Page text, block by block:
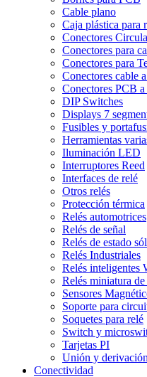
Cable plano
Caja plástica para
Conectores
Conectores para
Conectores para
Conectores cable
Conectores PCB a
DIP Switches
Displays 7
Fusibles y
Herramientas
Iluminación LED
Interruptores Reed
Interfaces de relé
Otros relés
Protección térmica
Relés automotrices
Relés de señal
Relés de estado
Relés Industriales
Relés inteligentes
Relés miniatura
Sensores
Soporte para
Soquetes para relé
Switch y
Tarjetas PI
Unión y
Conectividad